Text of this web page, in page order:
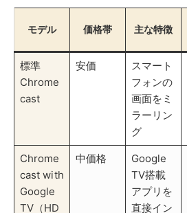
TV（HD
）
直接イン
ストール
Chrome
cast with
Google
最上位
Google
TV搭載
最高画質
対応
アプリを
直接イン
ストール
可能